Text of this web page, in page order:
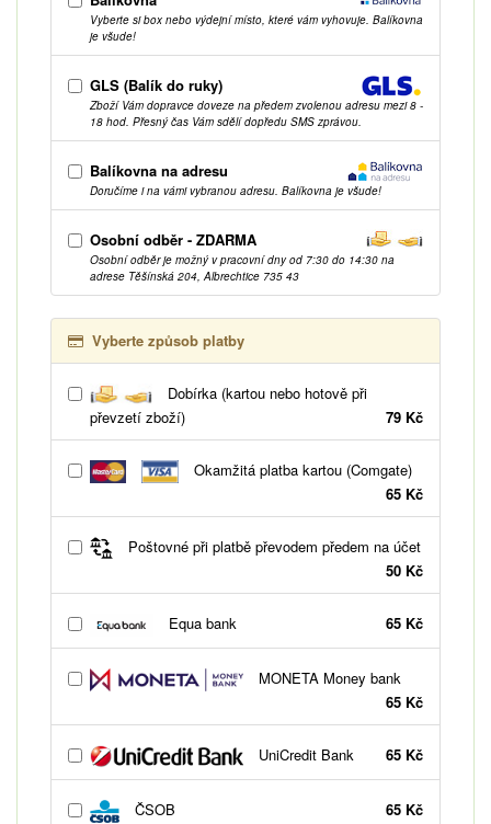
Vyberte si box nebo výdejní místo, které vám vyhovuje. Balíkovna
je všude!
GLS (Balík do ruky)
Zboží Vám dopravce doveze na předem zvolenou adresu mezi 8 -
18 hod. Přesný čas Vám sdělí dopředu SMS zprávou.
Balíkovna na adresu
Doručíme i na vámi vybranou adresu. Balíkovna je všude!
Osobní odběr - ZDARMA
Osobní odběr je možný v pracovní dny od 7:30 do 14:30 na
adrese Těšínská 204, Albrechtice 735 43
Vyberte způsob platby
Dobírka (kartou nebo hotově při
převzetí zboží)
79 Kč
Okamžitá platba kartou (Comgate)
65 Kč
Poštovné při platbě převodem předem na účet
50 Kč
Equa bank 65 Kč
MONETA Money bank
65 Kč
UniCredit Bank 65 Kč
ČSOB 65 Kč